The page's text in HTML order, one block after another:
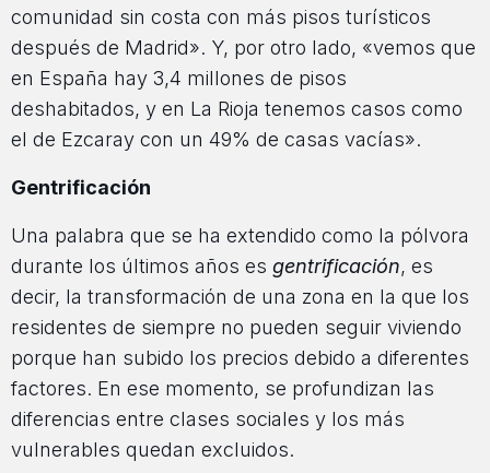
comunidad sin costa con más pisos turísticos
después de Madrid». Y, por otro lado, «vemos que
en España hay 3,4 millones de pisos
deshabitados, y en La Rioja tenemos casos como
el de Ezcaray con un 49% de casas vacías».
Gentrificación
Una palabra que se ha extendido como la pólvora
durante los últimos años es gentrificación, es
decir, la transformación de una zona en la que los
residentes de siempre no pueden seguir viviendo
porque han subido los precios debido a diferentes
factores. En ese momento, se profundizan las
diferencias entre clases sociales y los más
vulnerables quedan excluidos.